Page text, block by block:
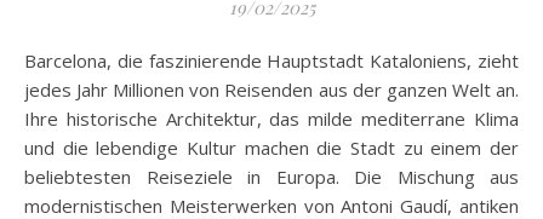
19/02/2025
Barcelona, die faszinierende Hauptstadt Kataloniens, zieht
jedes Jahr Millionen von Reisenden aus der ganzen Welt an.
Ihre historische Architektur, das milde mediterrane Klima
und die lebendige Kultur machen die Stadt zu einem der
beliebtesten Reiseziele in Europa. Die Mischung aus
modernistischen Meisterwerken von Antoni Gaudí, antiken